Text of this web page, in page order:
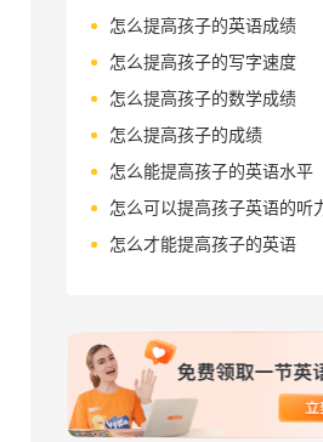
怎么提高孩子的英语成绩
怎么提高孩子的写字速度
怎么提高孩子的数学成绩
怎么提高孩子的成绩
怎么能提高孩子的英语水平
怎么可以提高孩子英语的听
怎么才能提高孩子的英语